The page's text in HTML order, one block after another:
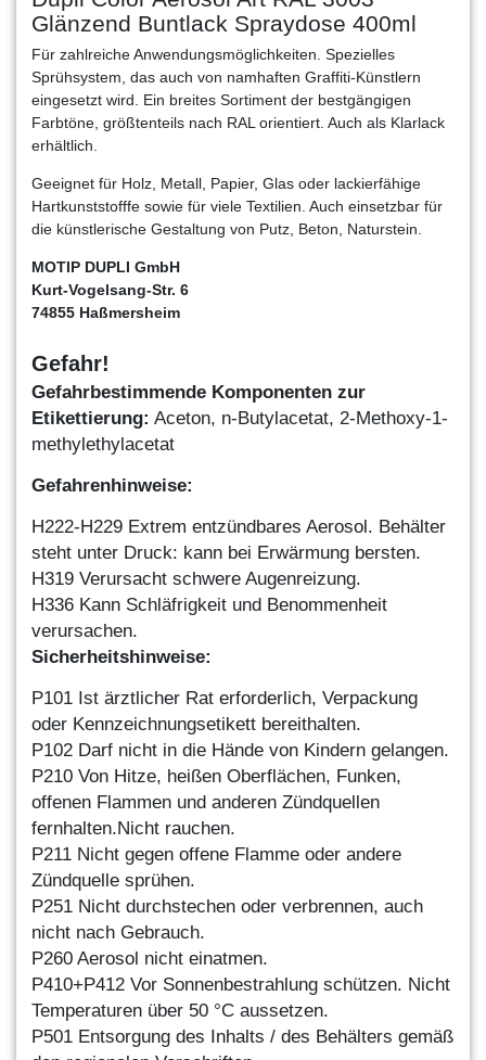
Glänzend Buntlack Spraydose 400ml
Für zahlreiche Anwendungsmöglichkeiten. Spezielles
Sprühsystem, das auch von namhaften Graffiti-Künstlern
eingesetzt wird. Ein breites Sortiment der bestgängigen
Farbtöne, größtenteils nach RAL orientiert. Auch als Klarlack
erhältlich.
Geeignet für Holz, Metall, Papier, Glas oder lackierfähige
Hartkunststofffe sowie für viele Textilien. Auch einsetzbar für
die künstlerische Gestaltung von Putz, Beton, Naturstein.
MOTIP DUPLI GmbH
Kurt-Vogelsang-Str. 6
74855 Haßmersheim
Gefahr!
Gefahrbestimmende Komponenten zur
Etikettierung: Aceton, n-Butylacetat, 2-Methoxy-1-
methylethylacetat
Gefahrenhinweise:
H222-H229 Extrem entzündbares Aerosol. Behälter
steht unter Druck: kann bei Erwärmung bersten.
H319 Verursacht schwere Augenreizung.
H336 Kann Schläfrigkeit und Benommenheit
verursachen.
Sicherheitshinweise:
P101 Ist ärztlicher Rat erforderlich, Verpackung
oder Kennzeichnungsetikett bereithalten.
P102 Darf nicht in die Hände von Kindern gelangen.
P210 Von Hitze, heißen Oberflächen, Funken,
offenen Flammen und anderen Zündquellen
fernhalten.Nicht rauchen.
P211 Nicht gegen offene Flamme oder andere
Zündquelle sprühen.
P251 Nicht durchstechen oder verbrennen, auch
nicht nach Gebrauch.
P260 Aerosol nicht einatmen.
P410+P412 Vor Sonnenbestrahlung schützen. Nicht
Temperaturen über 50 °C aussetzen.
P501 Entsorgung des Inhalts / des Behälters gemäß